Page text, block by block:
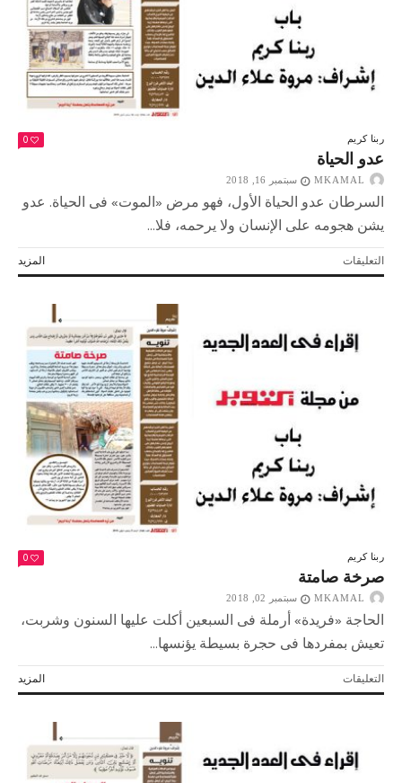
ربنا كريم 0
عدو الحياة
MKAMAL سبتمبر 16, 2018
السرطان عدو الحياة الأول، فهو مرض «الموت» فى الحياة. عدو
يشن هجومه على الإنسان ولا يرحمه، فلا...
المزيد التعليقاتعلى
عدو
ربنا كريم 0
صرخة صامتة
MKAMAL سبتمبر 02, 2018
الحاجة «فريدة» أرملة فى السبعين أكلت عليها السنون وشربت،
تعيش بمفردها فى حجرة بسيطة يؤنسها...
المزيد التعليقاتعلى
صرخة